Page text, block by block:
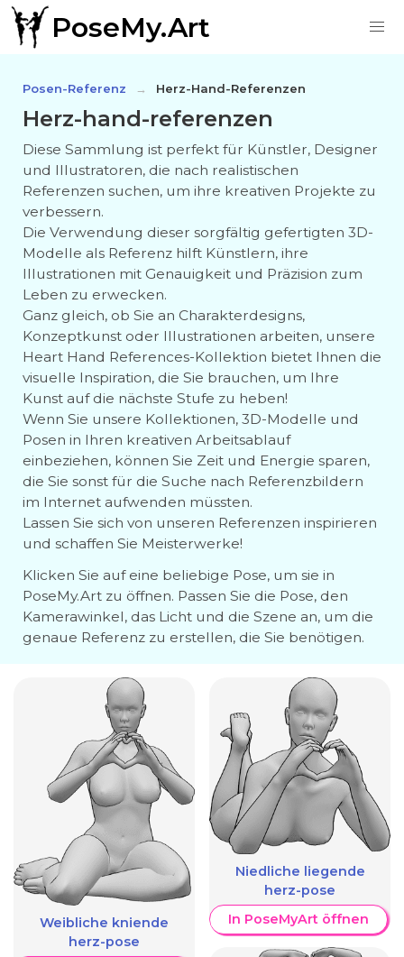
PoseMy.Art
Posen-Referenz Herz-Hand-Referenzen
Herz-hand-referenzen
Diese Sammlung ist perfekt für Künstler, Designer
und Illustratoren, die nach realistischen
Referenzen suchen, um ihre kreativen Projekte zu
verbessern.
Die Verwendung dieser sorgfältig gefertigten 3D-
Modelle als Referenz hilft Künstlern, ihre
Illustrationen mit Genauigkeit und Präzision zum
Leben zu erwecken.
Ganz gleich, ob Sie an Charakterdesigns,
Konzeptkunst oder Illustrationen arbeiten, unsere
Heart Hand References-Kollektion bietet Ihnen die
visuelle Inspiration, die Sie brauchen, um Ihre
Kunst auf die nächste Stufe zu heben!
Wenn Sie unsere Kollektionen, 3D-Modelle und
Posen in Ihren kreativen Arbeitsablauf
einbeziehen, können Sie Zeit und Energie sparen,
die Sie sonst für die Suche nach Referenzbildern
im Internet aufwenden müssten.
Lassen Sie sich von unseren Referenzen inspirieren
und schaffen Sie Meisterwerke!
Klicken Sie auf eine beliebige Pose, um sie in
PoseMy.Art zu öffnen. Passen Sie die Pose, den
Kamerawinkel, das Licht und die Szene an, um die
genaue Referenz zu erstellen, die Sie benötigen.
Weibliche kniende
herz-pose
Niedliche liegende
herz-pose
In PoseMyArt öffnen